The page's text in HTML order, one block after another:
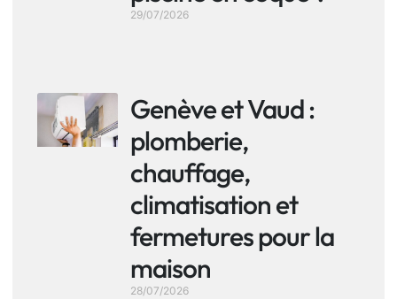
29/07/2026
Genève et Vaud :
plomberie,
chauffage,
climatisation et
fermetures pour la
maison
28/07/2026